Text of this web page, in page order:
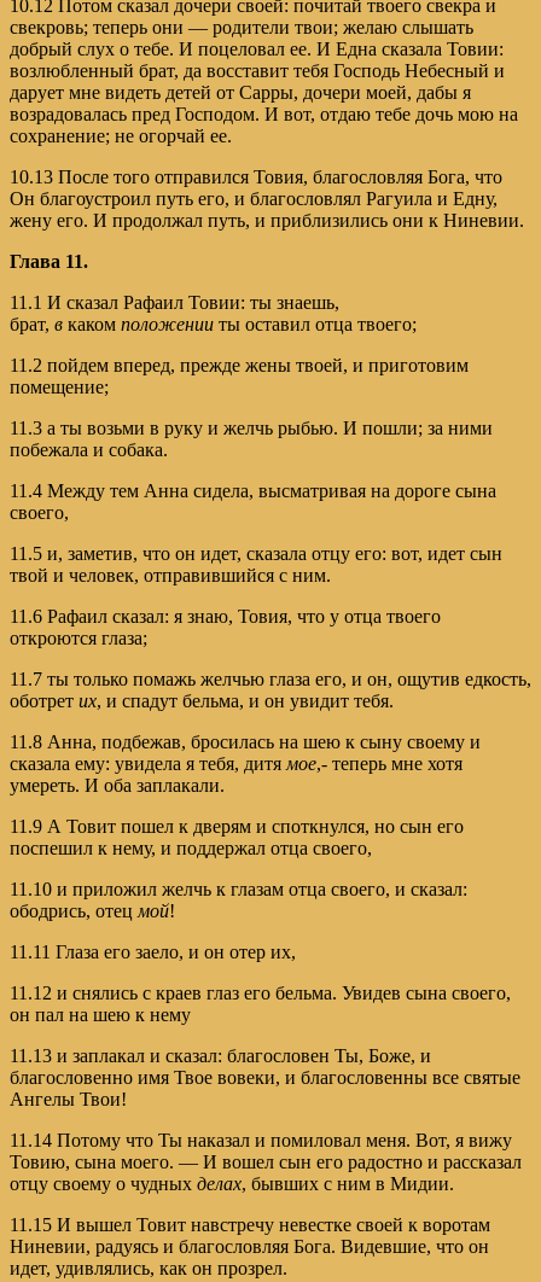
10.12 Потом сказал дочери своей: почитай твоего свекра и
свекровь; теперь они — родители твои; желаю слышать
добрый слух о тебе. И поцеловал ее. И Една сказала Товии:
возлюбленный брат, да восставит тебя Господь Небесный и
дарует мне видеть детей от Сарры, дочери моей, дабы я
возрадовалась пред Господом. И вот, отдаю тебе дочь мою на
сохранение; не огорчай ее.
10.13 После того отправился Товия, благословляя Бога, что
Он благоустроил путь его, и благословлял Рагуила и Едну,
жену его. И продолжал путь, и приблизились они к Ниневии.
Глава 11.
11.1 И сказал Рафаил Товии: ты знаешь,
брат, в каком положении ты оставил отца твоего;
11.2 пойдем вперед, прежде жены твоей, и приготовим
помещение;
11.3 а ты возьми в руку и желчь рыбью. И пошли; за ними
побежала и собака.
11.4 Между тем Анна сидела, высматривая на дороге сына
своего,
11.5 и, заметив, что он идет, сказала отцу его: вот, идет сын
твой и человек, отправившийся с ним.
11.6 Рафаил сказал: я знаю, Товия, что у отца твоего
откроются глаза;
11.7 ты только помажь желчью глаза его, и он, ощутив едкость,
оботрет их, и спадут бельма, и он увидит тебя.
11.8 Анна, подбежав, бросилась на шею к сыну своему и
сказала ему: увидела я тебя, дитя мое,- теперь мне хотя
умереть. И оба заплакали.
11.9 А Товит пошел к дверям и споткнулся, но сын его
поспешил к нему, и поддержал отца своего,
11.10 и приложил желчь к глазам отца своего, и сказал:
ободрись, отец мой!
11.11 Глаза его заело, и он отер их,
11.12 и снялись с краев глаз его бельма. Увидев сына своего,
он пал на шею к нему
11.13 и заплакал и сказал: благословен Ты, Боже, и
благословенно имя Твое вовеки, и благословенны все святые
Ангелы Твои!
11.14 Потому что Ты наказал и помиловал меня. Вот, я вижу
Товию, сына моего. — И вошел сын его радостно и рассказал
отцу своему о чудных делах, бывших с ним в Мидии.
11.15 И вышел Товит навстречу невестке своей к воротам
Ниневии, радуясь и благословляя Бога. Видевшие, что он
идет, удивлялись, как он прозрел.